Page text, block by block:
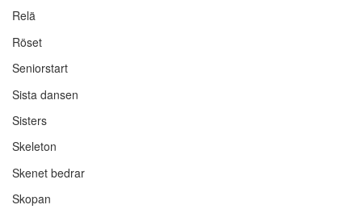
Relä
Röset
Seniorstart
Sista dansen
Sisters
Skeleton
Skenet bedrar
Skopan